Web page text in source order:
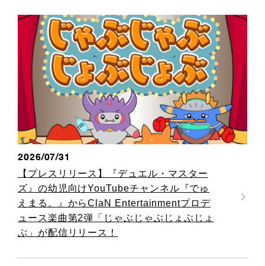
2026/07/31
【プレスリリース】『デュエル・マスター
ズ』の幼児向けYouTubeチャンネル『でゅ
えまる。』からClaN Entertainmentプロデ
ュース楽曲第2弾「じゃぶじゃぶじょぶじょ
ぶ」が配信リリース！